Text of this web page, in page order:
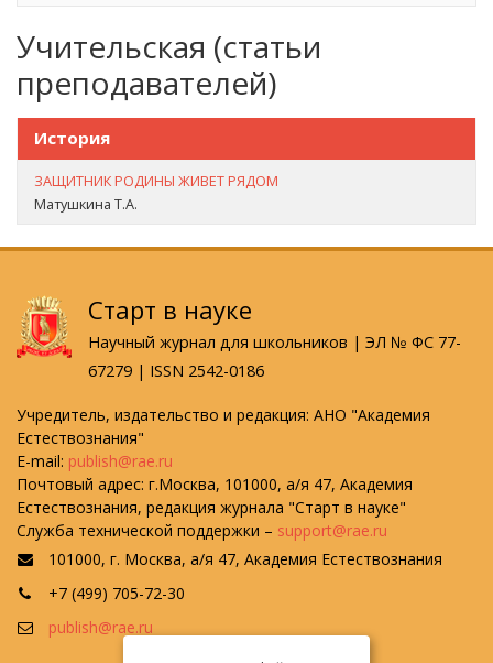
Учительская (статьи
преподавателей)
История
ЗАЩИТНИК РОДИНЫ ЖИВЕТ РЯДОМ
Матушкина Т.А.
Старт в науке
Научный журнал для школьников | ЭЛ № ФС 77-
67279 | ISSN 2542-0186
Учредитель, издательство и редакция: АНО "Академия
Естествознания"
E-mail: publish@rae.ru
Почтовый адрес: г.Москва, 101000, а/я 47, Академия
Естествознания, редакция журнала "Старт в науке"
Служба технической поддержки – support@rae.ru
101000, г. Москва, а/я 47, Академия Естествознания
+7 (499) 705-72-30
publish@rae.ru